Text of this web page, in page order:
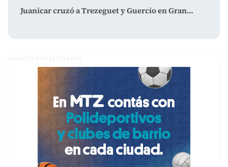
Juanicar cruzó a Trezeguet y Guercio en Gran…
ESPACIO PUBLICITARIO